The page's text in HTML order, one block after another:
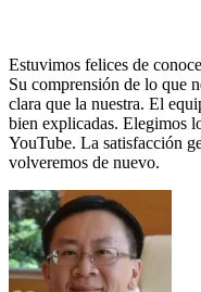
Estuvimos felices de
Su comprensión de lo que
clara que la nuestra. El
bien explicadas. Elegimos
YouTube. La satisfacción
volveremos de nuevo.